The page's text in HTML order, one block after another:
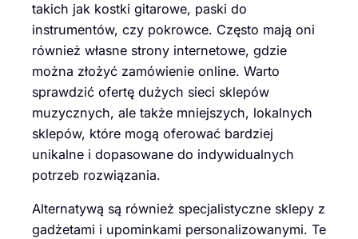
takich jak kostki gitarowe, paski do
instrumentów, czy pokrowce. Często mają oni
również własne strony internetowe, gdzie
można złożyć zamówienie online. Warto
sprawdzić ofertę dużych sieci sklepów
muzycznych, ale także mniejszych, lokalnych
sklepów, które mogą oferować bardziej
unikalne i dopasowane do indywidualnych
potrzeb rozwiązania.
Alternatywą są również specjalistyczne sklepy z
gadżetami i upominkami personalizowanymi. Te